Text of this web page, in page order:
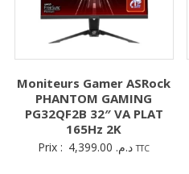
Moniteurs Gamer ASRock
PHANTOM GAMING
PG32QF2B 32″ VA PLAT
165Hz 2K
Prix : د.م. TTC